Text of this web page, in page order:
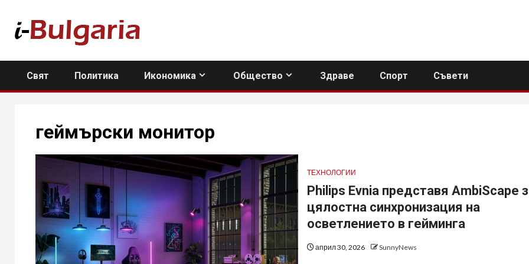
content
Свят Политика Икономика Общество Здраве Спорт Съвети
геймърски монитор
ТЕХНОЛОГИИ
Philips Evnia представя AmbiScape
цялостна синхронизация на
осветлението в гейминга
април 30, 2026 SunnyNews